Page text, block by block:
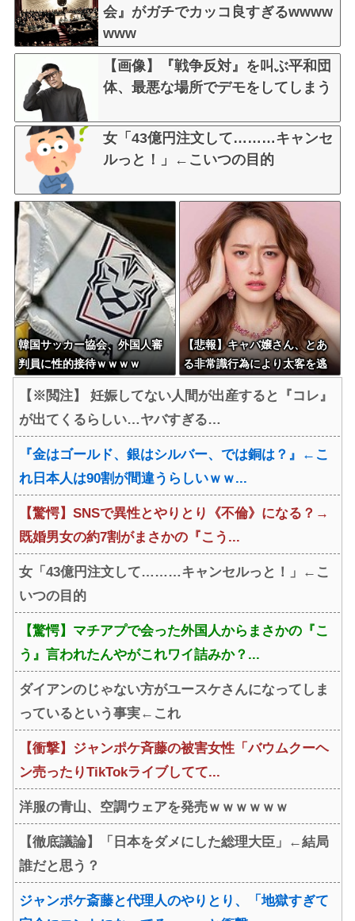
会』がガチでカッコ良すぎるwwww
www
【画像】『戦争反対』を叫ぶ平和団
体、最悪な場所でデモをしてしまう
女「43億円注文して………キャンセ
ルっと！」←こいつの目的
韓国サッカー協会、外国人審
判員に性的接待ｗｗｗｗ
【悲報】キャバ嬢さん、とあ
る非常識行為により太客を逃
wwwwwwwwwwwwwwww
【※閲注】 妊娠してない人間が出産すると『コレ』
が出てくるらしい…ヤバすぎる…
『金はゴールド、銀はシルバー、では銅は？』←こ
れ日本人は90割が間違うらしいｗｗ...
【驚愕】SNSで異性とやりとり《不倫》になる？→
既婚男女の約7割がまさかの『こう...
女「43億円注文して………キャンセルっと！」←こ
いつの目的
【驚愕】マチアプで会った外国人からまさかの『こ
う』言われたんやがこれワイ詰みか？...
ダイアンのじゃない方がユースケさんになってしま
っているという事実←これ
【衝撃】ジャンポケ斉藤の被害女性「バウムクーヘ
ン売ったりTikTokライブしてて...
洋服の青山、空調ウェアを発売ｗｗｗｗｗｗ
【徹底議論】「日本をダメにした総理大臣」←結局
誰だと思う？
ジャンポケ斎藤と代理人のやりとり、「地獄すぎて